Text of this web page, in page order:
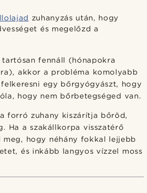
zuhanyzás után, hogy
és megelőzd a
tartósan fennáll (hónapokra
akkor a probléma komolyabb
felkeresni egy bőrgyógyászt, hogy
hogy nem bőrbetegséged van.
forró zuhany kiszárítja bőröd,
Ha a szakállkorpa visszatérő
hogy néhány fokkal lejjebb
és inkább langyos vízzel moss